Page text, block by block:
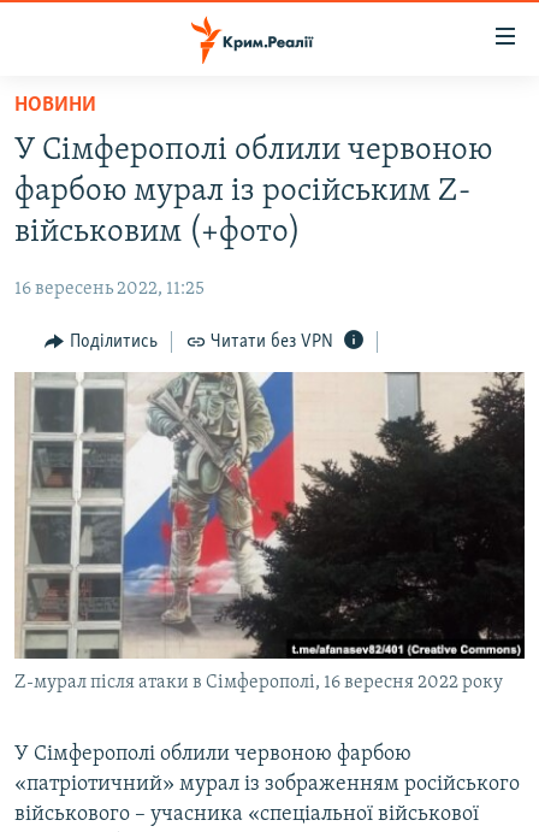
Перейти
основного
матеріалу
Перейти
до
основної
навігації
Перейти
до
пошуку
НОВИНИ
ВОДА.КРИМ
ВІДЕО ТА ФОТО
БЛОГИ
ПОГЛЯД
ІНТЕРВ'Ю
ВСЕ ЗА ДЕНЬ
СПЕЦПРОЕКТИ
ДЕПОРТАЦІЯ
ВІДЕОУРОКИ «ELIFBE»
СВІДЧЕННЯ ОКУПАЦІЇ
УКРАЇНСЬКА ПРОБЛЕМА КРИМУ
ІНФОГРАФІКА
ЯК ОБІЙТИ БЛОКУВАННЯ
Русский
Qırımtatar
ДОЛУЧАЙСЯ!
Усі сайти RFE/RL
НОВИНИ
У Сімферополі облили червоною
фарбою мурал із російським Z-
військовим (+фото)
16 вересень 2022, 11:25
Поділитись Читати без VPN
Z-мурал після атаки в Сімферополі, 16 вересня 2022 року
У Сімферополі облили червоною фарбою
«патріотичний» мурал із зображенням російського
військового – учасника «спеціальної військової